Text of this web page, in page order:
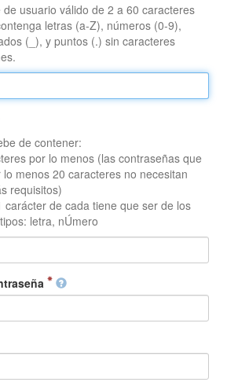
usuario válido de 2 a 60 caracteres
letras (a-Z), números (0-9),
(_), y puntos (.) sin caracteres
de contener:
por lo menos (las contraseñas que
menos 20 caracteres no necesitan
requisitos)
carácter de cada tiene que ser de los
letra, nÚmero